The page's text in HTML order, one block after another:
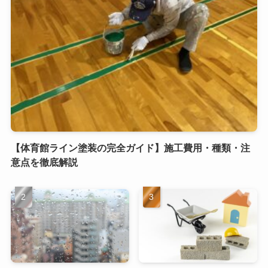
【体育館ライン塗装の完全ガイド】施工費用・種類・注
意点を徹底解説